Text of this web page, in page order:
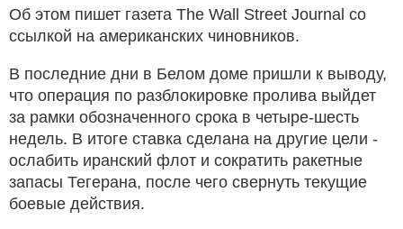
Об этом пишет газета The Wall Street Journal со
ссылкой на американских чиновников.
В последние дни в Белом доме пришли к выводу,
что операция по разблокировке пролива выйдет
за рамки обозначенного срока в четыре-шесть
недель. В итоге ставка сделана на другие цели -
ослабить иранский флот и сократить ракетные
запасы Тегерана, после чего свернуть текущие
боевые действия.